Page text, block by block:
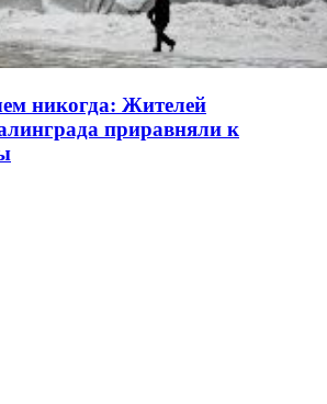
никогда: Жителей
приравняли к